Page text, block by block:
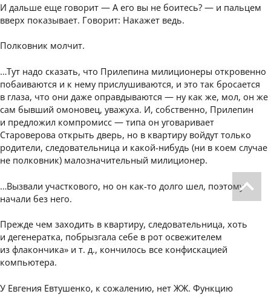
И дальше еще говорит — А его вы не боитесь? — и пальцем
вверх показывает. Говорит: Накажет ведь.
Полковник молчит.
…Тут надо сказать, что Прилепина милиционеры откровенно
побаиваются и к нему прислушиваются, и это так бросается
в глаза, что они даже оправдываются — ну как же, мол, он же
сам бывший омоновец, уважуха. И, собственно, Прилепин
и предложил компромисс — типа он уговаривает
Староверова открыть дверь, но в квартиру войдут только
родители, следовательница и какой-нибудь (ни в коем случае
не полковник) малозначительный милиционер.
…Вызвали участкового, но он как-то долго шел, поэтому
начали без него.
Прежде чем заходить в квартиру, следовательница, хоть
и дегенератка, побрызгала себе в рот освежителем
из флакончика» и т. д., кончилось все конфискацией
компьютера.
У Евгения Евтушенко, к сожалению, нет ЖЖ. Функцию